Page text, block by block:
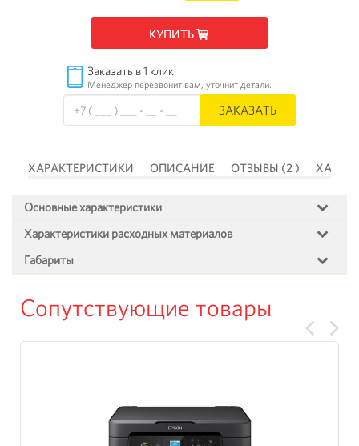
КУПИТЬ
Заказать в 1 клик
Менеджер перезвонит вам, уточнит детали.
ЗАКАЗАТЬ
ХАРАКТЕРИСТИКИ ОПИСАНИЕ ОТЗЫВЫ (2 )
Основные характеристики
Характеристики расходных материалов
Габариты
Сопутствующие товары